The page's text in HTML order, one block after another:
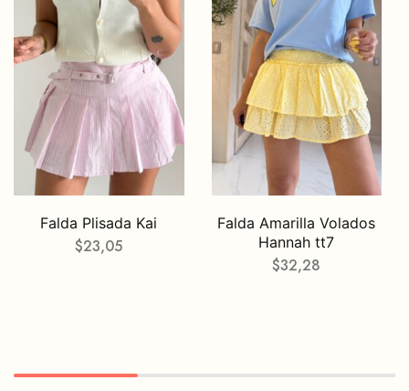
Falda Plisada Kai
$23,05
Falda Amarilla Volados
Hannah tt7
$32,28